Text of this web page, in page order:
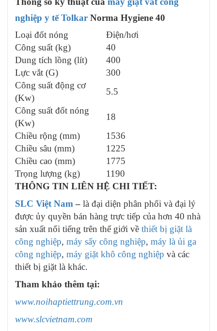
nghiệp y tế Tolkar Norma Hygiene 40
Loại đốt nóng
Điện/hơi
Công suất (kg)
40
Dung tích lồng (lít)
400
Lực vắt (G)
300
Công suất động cơ
(Kw)
5.5
Công suất đốt nóng
(Kw)
18
Chiều rộng (mm)
1536
Chiều sâu (mm)
1225
Chiều cao (mm)
1775
Trọng lượng (kg)
1190
THÔNG TIN LIÊN HỆ CHI TIẾT:
SLC Việt Nam– là đại diện phân phối và đại lý
được ủy quyền bán hàng trực tiếp của hơn 40 nhà
sản xuất nổi tiếng trên thế giới về thiết bị giặt là
công nghiệp, máy sấy công nghiệp, máy là ủi ga
công nghiệp, máy giặt khô công nghiệp và các
thiết bị giặt là khác.
Tham khảo thêm tại:
www.noihaptiettrung.com.vn
www.slcvietnam.com